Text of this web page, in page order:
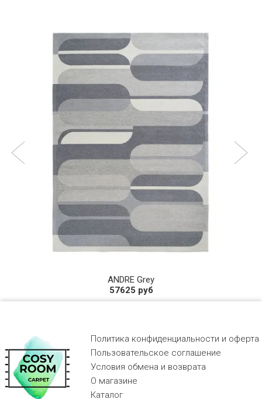
ANDRE Grey
57625 руб
Политика конфиденциальности и оферта
Пользовательское соглашение
Условия обмена и возврата
О магазине
Каталог